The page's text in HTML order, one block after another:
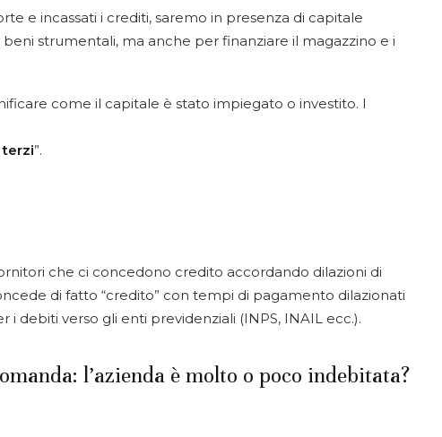
e incassati i crediti, saremo in presenza di capitale
strumentali, ma anche per finanziare il magazzino e i
come il capitale è stato impiegato o investito. I
”.
che ci concedono credito accordando dilazioni di
di fatto “credito” con tempi di pagamento dilazionati
debiti verso gli enti previdenziali (INPS, INAIL ecc.).
l’azienda è molto o poco indebitata?